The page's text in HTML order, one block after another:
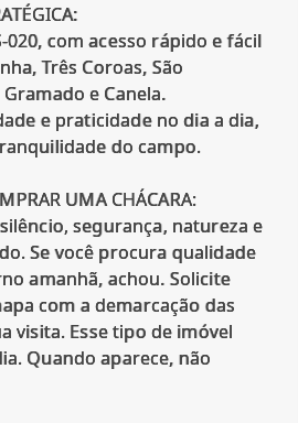
020, com acesso rápido e fácil
Três Coroas, São
e Canela.
e praticidade no dia a dia,
do campo.
UMA CHÁCARA:
segurança, natureza e
Se você procura qualidade
amanhã, achou. Solicite
com a demarcação das
visita. Esse tipo de imóvel
Quando aparece, não